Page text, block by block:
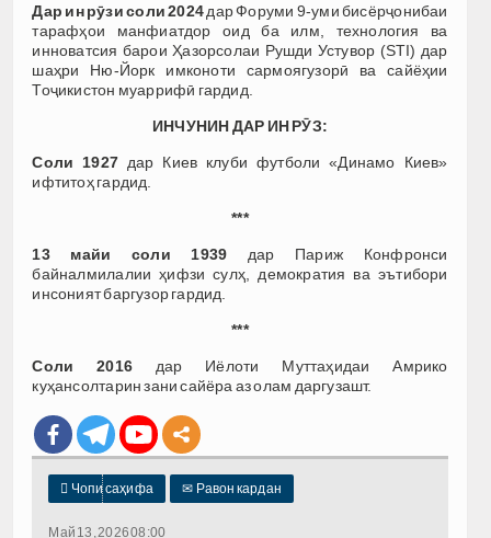
Дар ин рӯзи соли 2024дар Форуми 9-уми бисёрҷонибаи
тарафҳои манфиатдор оид ба илм, технология ва
инноватсия барои Ҳазорсолаи Рушди Устувор (STI) дар
шаҳри Ню-Йорк имконоти сармоягузорӣ ва сайёҳии
Тоҷикистон муаррифӣ гардид.
ИНЧУНИН ДАР ИН РӮЗ:
Соли 1927дар Киев клуби футболи «Динамо Киев»
ифтитоҳ гардид.
***
13 майи соли 1939 дар Париж Конфронси
байналмилалии ҳифзи сулҳ, демократия ва эътибори
инсоният баргузор гардид.
***
Соли 2016дар Иёлоти Муттаҳидаи Амрико
куҳансолтарин зани сайёра аз олам даргузашт.
 Чопи саҳифа ✉ Равон кардан
Май 13, 2026 08:00